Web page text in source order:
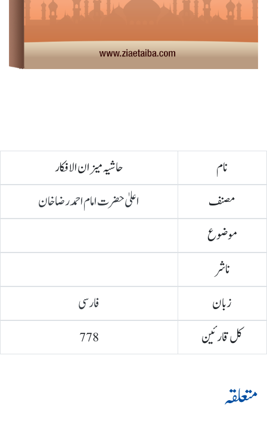
حاشیہ میزان الافکار
نام
اعلیٰ حضرت امام احمد رضا خان
مصنف
موضوع
ناشر
فارسی
زبان
778
کل قارئین
متعلقہ